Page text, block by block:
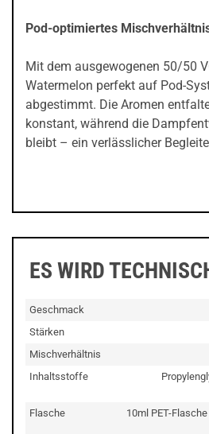
Pod-optimiertes
Mit dem ausgewogenen 50/50
Watermelon perfekt auf Pod-
abgestimmt. Die Aromen
konstant, während die
bleibt – ein verlässlicher
ES WIRD
Geschmack
Stärken
Mischverhältnis
Inhaltsstoffe
Flasche
10ml PET-